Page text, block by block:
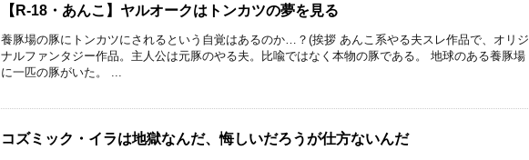
【R-18・あんこ】ヤルオークはトンカツの夢を見る
養豚場の豚にトンカツにされるという自覚はあるのか…？(挨拶 あんこ系やる夫スレ作品で、オリジ
ナルファンタジー作品。主人公は元豚のやる夫。比喩ではなく本物の豚である。 地球のある養豚場
に一匹の豚がいた。 ...
コズミック・イラは地獄なんだ、悔しいだろうが仕方ないんだ